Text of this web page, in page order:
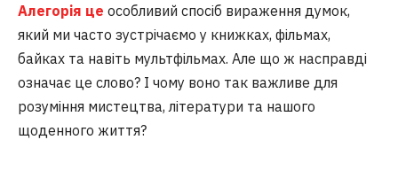
Алегорія це особливий спосіб вираження думок,
який ми часто зустрічаємо у книжках, фільмах,
байках та навіть мультфільмах. Але що ж насправді
означає це слово? І чому воно так важливе для
розуміння мистецтва, літератури та нашого
щоденного життя?